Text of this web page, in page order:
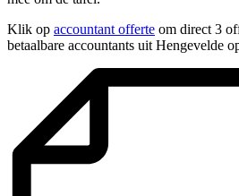
Klik op accountant offerte om direct 3
betaalbare accountants uit Hengevelde